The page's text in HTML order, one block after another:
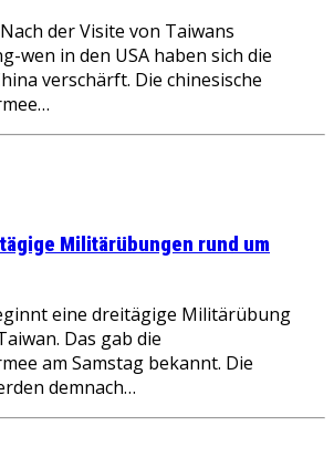
der Visite von Taiwans
wen in den USA haben sich die
verschärft. Die chinesische
Militärübungen rund um
eine dreitägige Militärübung
Das gab die
am Samstag bekannt. Die
demnach…